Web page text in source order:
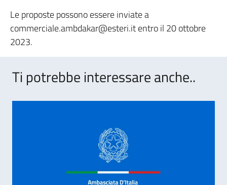
Le proposte possono essere inviate a
commerciale.ambdakar@esteri.it entro il 20 ottobre
2023.
Ti potrebbe interessare anche..